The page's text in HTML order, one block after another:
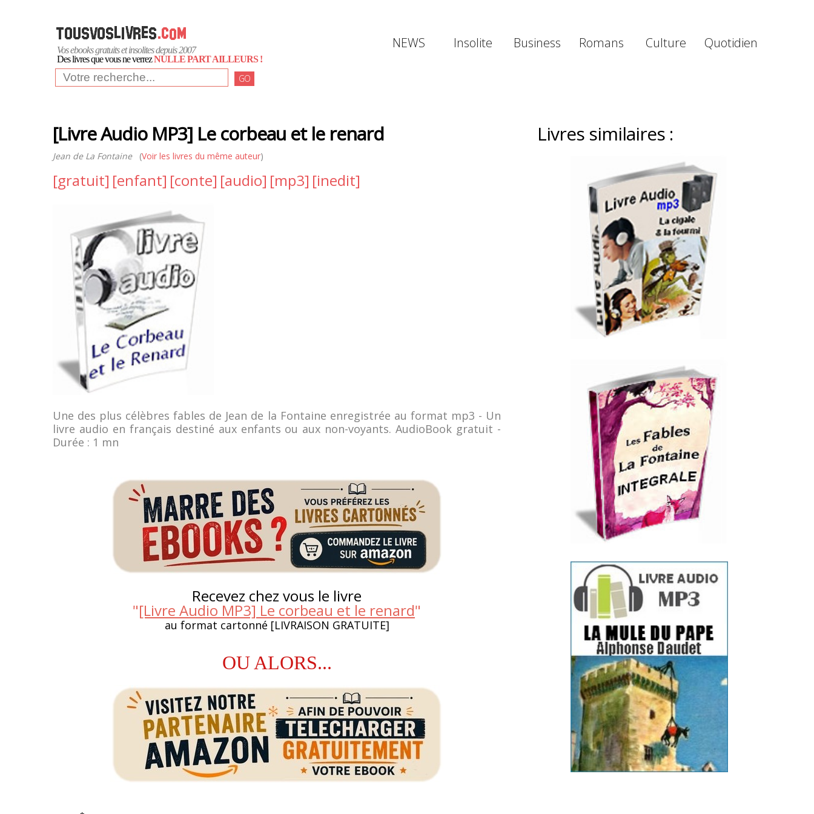
Vos ebooks gratuits et insolites depuis 2007
Des livres que vous ne verrezNULLE PART AILLEURS !
GO
NEWS Insolite Business Romans Culture Quotidien
[Livre Audio MP3] Le corbeau et le renard
Jean de La Fontaine(Voir les livres du même auteur)
[gratuit] [enfant] [conte] [audio] [mp3] [inedit]
Une des plus célèbres fables de Jean de la Fontaine enregistrée au format mp3 - Un
livre audio en français destiné aux enfants ou aux non-voyants. AudioBook gratuit -
Durée : 1 mn
Recevez chez vous le livre
"[Livre Audio MP3] Le corbeau et le renard"
au format cartonné [LIVRAISON GRATUITE]
OU ALORS...
Livres similaires :